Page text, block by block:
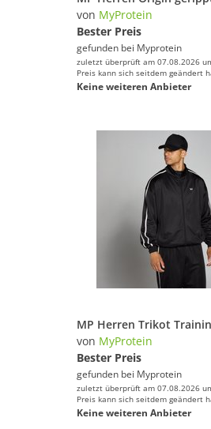
von MyProtein
Bester Preis
gefunden bei Myprotein
zuletzt überprüft am 07.08.2026
Preis kann sich seitdem geändert
Keine weiteren Anbieter
von MyProtein
Bester Preis
gefunden bei Myprotein
zuletzt überprüft am 07.08.2026
Preis kann sich seitdem geändert
Keine weiteren Anbieter